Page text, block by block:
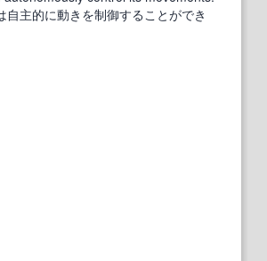
自主的に動きを制御することができ